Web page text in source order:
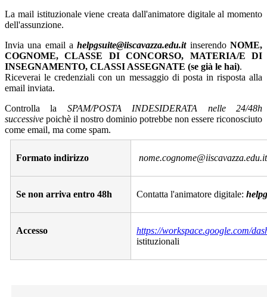
La mail istituzionale viene creata dall'animatore digitale al momento
dell'assunzione.
Invia una email ahelpgsuite@iiscavazza.edu.itinserendoNOME,
COGNOME, CLASSE DI CONCORSO, MATERIA/E DI
INSEGNAMENTO, CLASSI ASSEGNATE (se già le hai).
Riceverai le credenziali con un messaggio di posta in risposta alla
email inviata.
Controlla la SPAM/POSTA INDESIDERATA nelle 24/48h
successive poichè il nostro dominio potrebbe non essere riconosciuto
come email, ma come spam.
Formato indirizzo
Se non arriva entro 48h Contatta l'animatore digitale:
Accesso https://workspace.google.com/
istituzionali